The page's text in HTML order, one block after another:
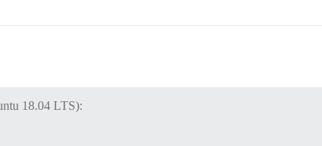
18.04 LTS):